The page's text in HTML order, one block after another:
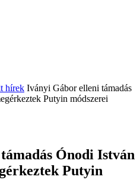
hírek Iványi Gábor elleni támadás
Putyin módszerei
Ónodi István
Putyin